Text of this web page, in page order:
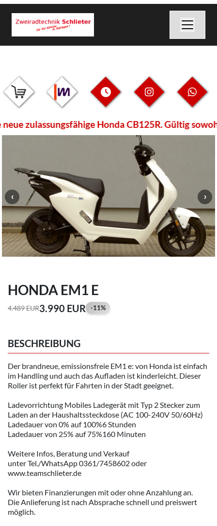
zulassungsfähige Honda CB125R. Gültig
HONDA EM1 E
4.489 EUR3.990 EUR -11%
BESCHREIBUNG
Der brandneue, emissionsfreie EM1 e: von Honda ist einfach
im Handling und auch das Aufladen ist kinderleicht. Dieser
Roller ist perfekt für Fahrten in der Stadt geeignet.
Ladevorrichtung Mobiles Ladegerät mit Typ 2 Stecker zum
Laden an der Haushaltssteckdose (AC 100-240V 50/60Hz)
Ladedauer von 0% auf 100%6 Stunden
Ladedauer von 25% auf 75%160 Minuten
Weitere Infos, Beratung und Verkauf
unter Tel./WhatsApp 0361/7458602 oder
www.teamschlieter.de
Wir bieten Finanzierungen mit oder ohne Anzahlung an.
Die Anlieferung ist nach Absprache schnell und preiswert
möglich.